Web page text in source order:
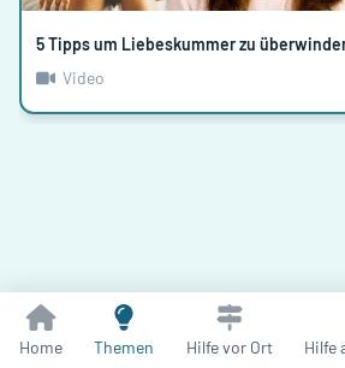
5 Tipps um Liebeskummer zu
Video
Home Themen Hilfe vor Ort Hilfe